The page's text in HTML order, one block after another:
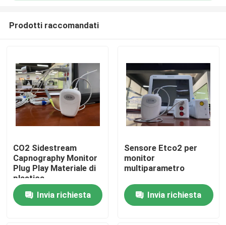
Casa
Prodotti
Prodotti raccomandati
CO2 Sidestream
Capnography Monitor
Plug Play Materiale di
plastica
Invia richiesta
Sensore Etco2 per
monitor
multiparametro
Invia richiesta